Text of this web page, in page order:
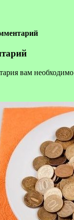
вам необходимо